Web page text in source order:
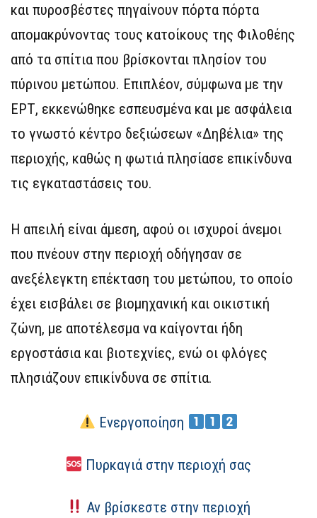
και πυροσβέστες πηγαίνουν πόρτα πόρτα
απομακρύνοντας τους κατοίκους της Φιλοθέης
από τα σπίτια που βρίσκονται πλησίον του
πύρινου μετώπου. Επιπλέον, σύμφωνα με την
ΕΡΤ, εκκενώθηκε εσπευσμένα και με ασφάλεια
το γνωστό κέντρο δεξιώσεων «Δηβέλια» της
περιοχής, καθώς η φωτιά πλησίασε επικίνδυνα
τις εγκαταστάσεις του.
Η απειλή είναι άμεση, αφού οι ισχυροί άνεμοι
που πνέουν στην περιοχή οδήγησαν σε
ανεξέλεγκτη επέκταση του μετώπου, το οποίο
έχει εισβάλει σε βιομηχανική και οικιστική
ζώνη, με αποτέλεσμα να καίγονται ήδη
εργοστάσια και βιοτεχνίες, ενώ οι φλόγες
πλησιάζουν επικίνδυνα σε σπίτια.
Ενεργοποίηση
Πυρκαγιά στην περιοχή σας
Αν βρίσκεστε στην περιοχή